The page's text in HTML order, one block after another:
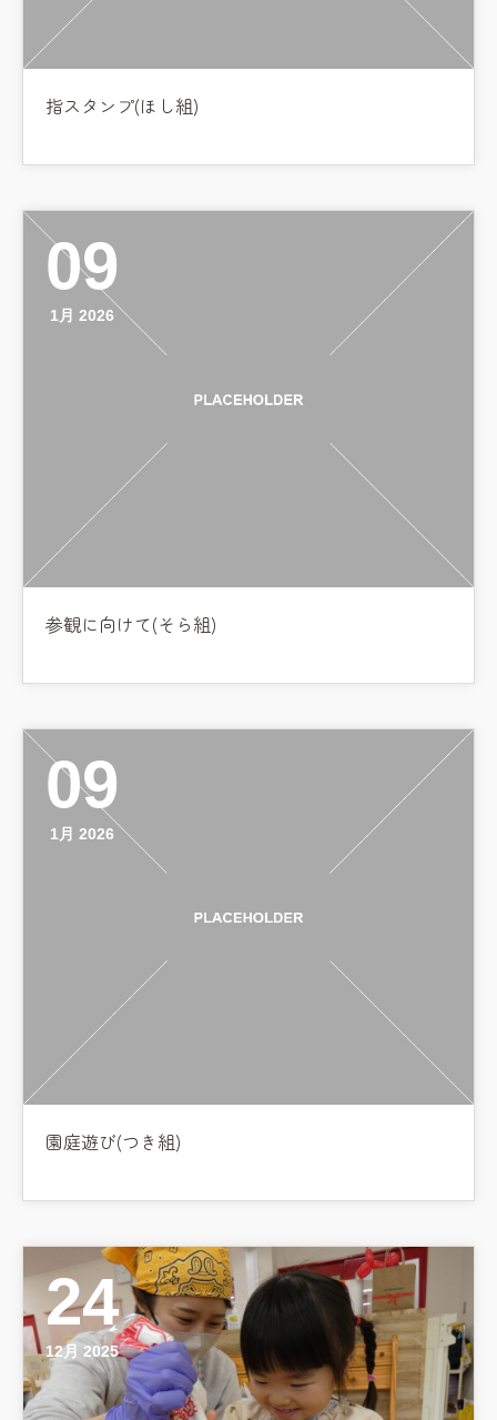
指スタンプ(ほし組)
09
1月 2026
参観に向けて(そら組)
09
1月 2026
園庭遊び(つき組)
24
12月 2025